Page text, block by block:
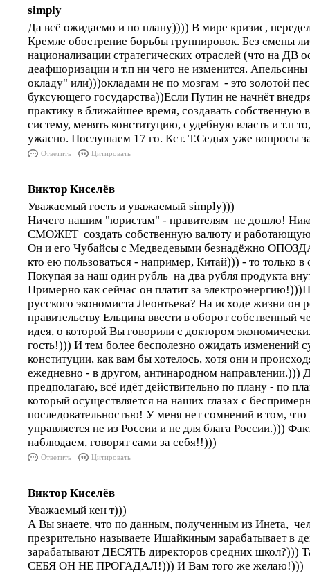
simply
Да всё ожидаемо и по плану)))) В мире кризис,
Кремле обострение борьбы группировок. Без смены
национализации стратегических отраслей (что на ДВ
деафшоризации и т.п ни чего не изменится.
окладу" или)))окладами не по мозгам - это золотой
буксующего государства))Если Путин не начнёт
практику в ближайшее время, создавать собственную
систему, менять конституцию, судебную власть и т.п
ужасно. Послушаем 17 го. Кст. Т.Седых уже вопросы
Ответить Цитировать
Виктор Киселёв
Уважаемый гость и уважаемый simply)))
Ничего нашим "юристам" - правителям не дошло!
СМОЖЕТ создать собственную валюту и
Он и его Чубайсы с Медведевыми безнадёжно
кто ею пользоваться - например, Китай))) - то только
Покупая за наш один рубль на два рубля продукта
Примерно как сейчас он платит за
русского экономиста Леонтьева? На исходе жизни он
правительству Ельцина ввести в оборот собственный
идея, о которой Вы говорили с доктором
гость!))) И тем более бесполезно ожидать изменений
конституции, как вам бы хотелось, хотя они и
ежедневно - в другом, антинародном направлении.)))
предполагаю, всё идёт действительно по плану - по
который осуществляется на наших глазах с
последовательностью! У меня нет сомнений в том, что
управляется не из России и не для блага России.)))
наблюдаем, говорят сами за себя!!)))
Ответить Цитировать
Виктор Киселёв
Уважаемый кен т)))
А Вы знаете, что по данным, полученным из Инета,
презрительно называете Ишайкиным зарабатывает в
зарабатывают ДЕСЯТЬ директоров средних школ?)))
СЕБЯ ОН НЕ ПРОГАДАЛ!))) И Вам того же желаю!)))